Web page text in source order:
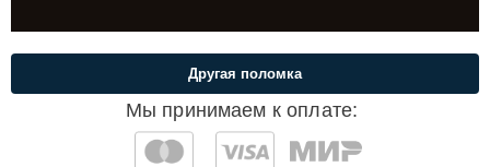
Мы принимаем к оплате:
Другая поломка